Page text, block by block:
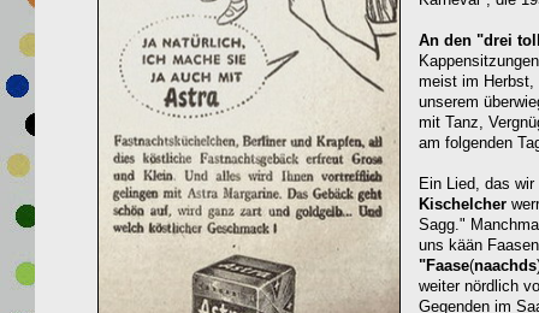
An den "drei
meist im Herbst,
unserem
mit Tanz,
am folgenden
Ein Lied, das
Kischelcher
Sagg."
uns kään
"Faase(naachds
weiter nördlich
Gegenden im